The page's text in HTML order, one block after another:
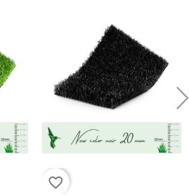
favorite_border